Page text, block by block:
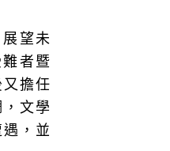
望未
者暨
擔任
文學
，並